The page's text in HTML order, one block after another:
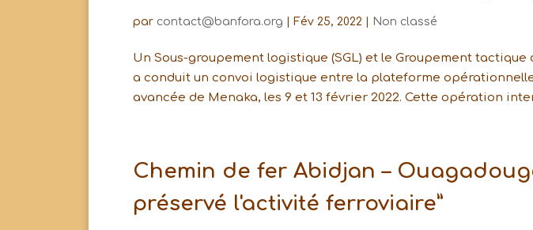
par contact@banfora.org Fév 25, 2022 Non classé
Un Sous-groupement logistique (SGL) et le Groupement tactique
a conduit un convoi logistique entre la plateforme
avancée de Menaka, les 9 et 13 février 2022. Cette opération
Chemin de fer Abidjan –
préservé l'activité ferroviaire”